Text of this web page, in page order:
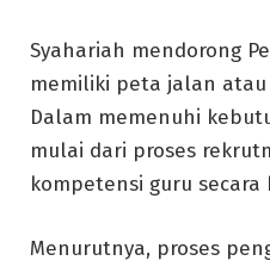
Syahariah mendorong
memiliki peta jalan
Dalam memenuhi
mulai dari proses
kompetensi guru
Menurutnya, proses